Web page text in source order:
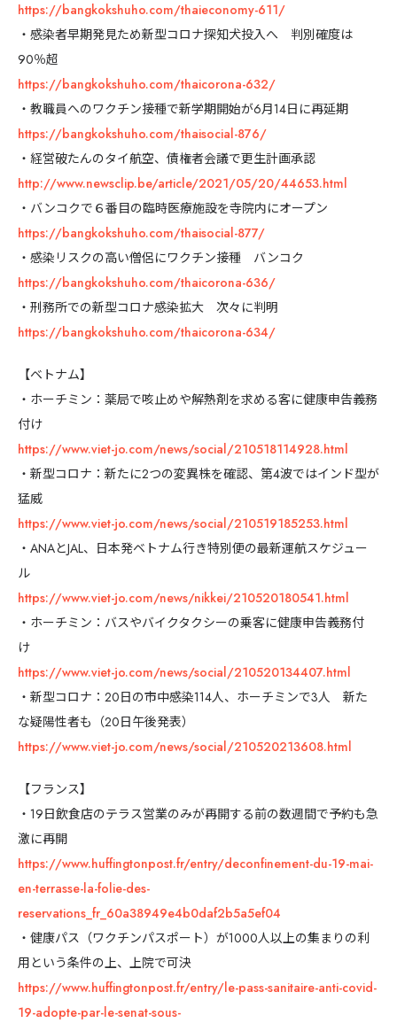
https://bangkokshuho.com/thaieconomy-611/
・感染者早期発見ため新型コロナ探知犬投入へ 判別確度は
90％超
https://bangkokshuho.com/thaicorona-632/
・教職員へのワクチン接種で新学期開始が6月14日に再延期
https://bangkokshuho.com/thaisocial-876/
・経営破たんのタイ航空、債権者会議で更生計画承認
http://www.newsclip.be/article/2021/05/20/44653.html
・バンコクで６番目の臨時医療施設を寺院内にオープン
https://bangkokshuho.com/thaisocial-877/
・感染リスクの高い僧侶にワクチン接種 バンコク
https://bangkokshuho.com/thaicorona-636/
・刑務所での新型コロナ感染拡大 次々に判明
https://bangkokshuho.com/thaicorona-634/
【ベトナム】
・ホーチミン：薬局で咳止めや解熱剤を求める客に健康申告義務
付け
https://www.viet-jo.com/news/social/210518114928.html
・新型コロナ：新たに2つの変異株を確認、第4波ではインド型が
猛威
https://www.viet-jo.com/news/social/210519185253.html
・ANAとJAL、日本発ベトナム行き特別便の最新運航スケジュー
ル
https://www.viet-jo.com/news/nikkei/210520180541.html
・ホーチミン：バスやバイクタクシーの乗客に健康申告義務付
け
https://www.viet-jo.com/news/social/210520134407.html
・新型コロナ：20日の市中感染114人、ホーチミンで3人 新た
な疑陽性者も（20日午後発表）
https://www.viet-jo.com/news/social/210520213608.html
【フランス】
・19日飲食店のテラス営業のみが再開する前の数週間で予約も急
激に再開
https://www.huffingtonpost.fr/entry/deconfinement-du-19-mai-
en-terrasse-la-folie-des-
reservations_fr_60a38949e4b0daf2b5a5ef04
・健康パス（ワクチンパスポート）が1000人以上の集まりの利
用という条件の上、上院で可決
https://www.huffingtonpost.fr/entry/le-pass-sanitaire-anti-covid-
19-adopte-par-le-senat-sous-